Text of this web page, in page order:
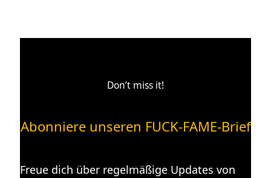
Don’t miss it!
Abonniere unseren FUCK-FAME-Brief
Freue dich über regelmäßige Updates von